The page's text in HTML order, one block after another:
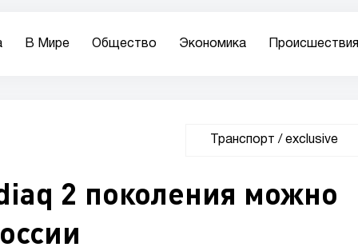
В Мире Общество Экономика Происшествия
Транспорт / exclusive
2 поколения можно